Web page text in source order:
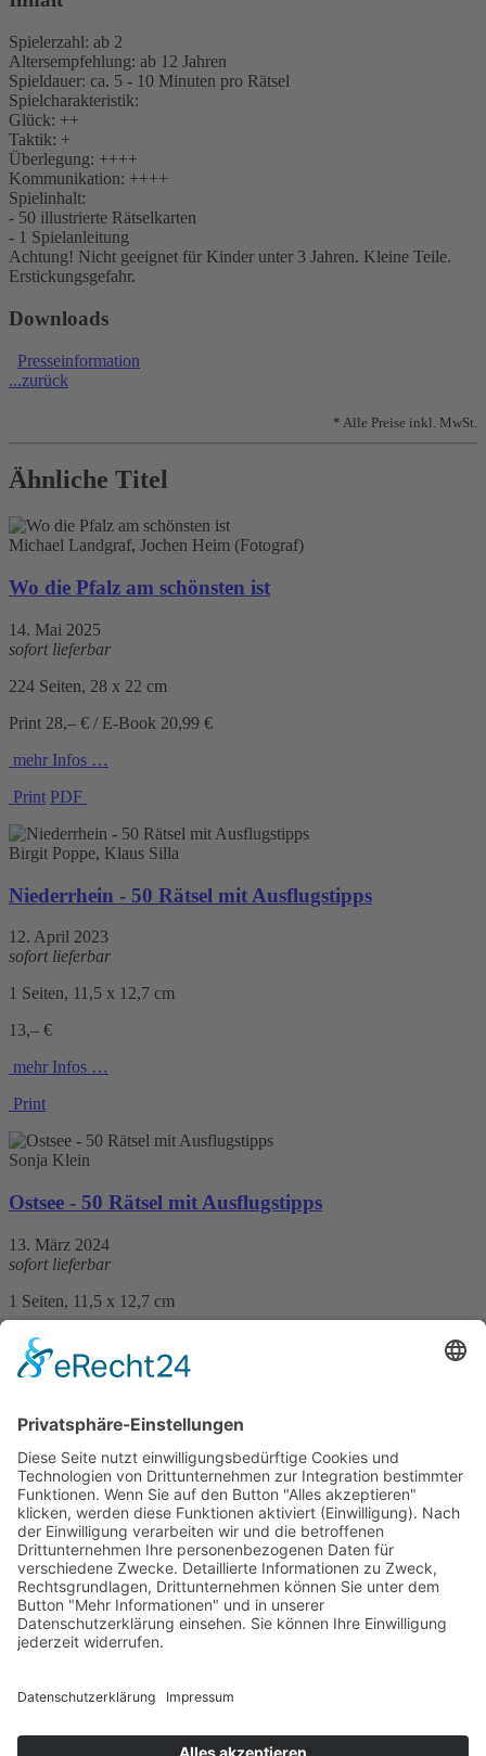
Spielerzahl: ab 2
Altersempfehlung: ab 12 Jahren
Spieldauer: ca. 5 - 10 Minuten pro Rätsel
Spielcharakteristik:
Glück: ++
Taktik: +
Überlegung: ++++
Kommunikation: ++++
Spielinhalt:
- 50 illustrierte Rätselkarten
- 1 Spielanleitung
Achtung! Nicht geeignet für Kinder unter 3 Jahren. Kleine Teile.
Erstickungsgefahr.
Downloads
Presseinformation
...zurück
* Alle Preise inkl. MwSt.
Ähnliche Titel
Michael Landgraf, Jochen Heim (Fotograf)
Wo die Pfalz am schönsten ist
14. Mai 2025
sofort lieferbar
224 Seiten, 28 x 22 cm
Print 28,– € / E-Book 20,99 €
mehr Infos …
Print PDF
Birgit Poppe, Klaus Silla
Niederrhein - 50 Rätsel mit Ausflugstipps
12. April 2023
sofort lieferbar
1 Seiten, 11,5 x 12,7 cm
13,– €
mehr Infos …
Print
Sonja Klein
Ostsee - 50 Rätsel mit Ausflugstipps
13. März 2024
sofort lieferbar
1 Seiten, 11,5 x 12,7 cm
12,– €
mehr Infos …
Sonja Klein
Schwarzwald - 50 Rätsel mit Ausflugstipps
1. September 2025
sofort lieferbar
1 Seiten, 11,5 x 12,5 cm
12,– €